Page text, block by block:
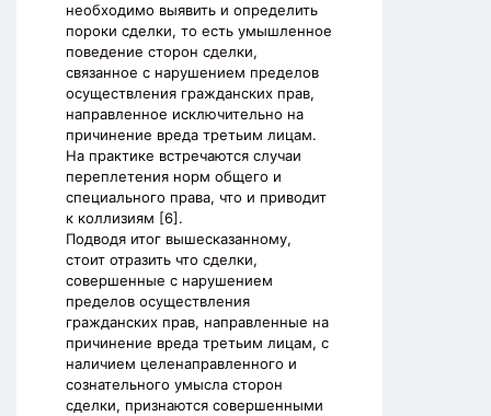
необходимо выявить и определить
пороки сделки, то есть умышленное
поведение сторон сделки,
связанное с нарушением пределов
осуществления гражданских прав,
направленное исключительно на
причинение вреда третьим лицам.
На практике встречаются случаи
переплетения норм общего и
специального права, что и приводит
к коллизиям [6].
Подводя итог вышесказанному,
стоит отразить что сделки,
совершенные с нарушением
пределов осуществления
гражданских прав, направленные на
причинение вреда третьим лицам, с
наличием целенаправленного и
сознательного умысла сторон
сделки, признаются совершенными